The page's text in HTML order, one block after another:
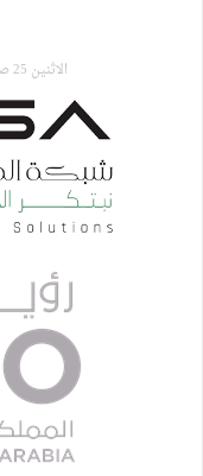
الاثنين 25 صفر 1448 الموافق أغسطس 10, 2026